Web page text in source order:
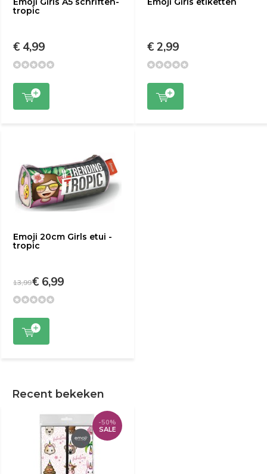
tropic
€ 4,99 € 2,99
Emoji 20cm Girls etui -
tropic
13,99€ 6,99
Recent bekeken
-50%
SALE